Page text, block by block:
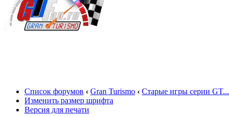
Список форумов ‹ Gran Turismo ‹ Старые игры серии GT...
Изменить размер шрифта
Версия для печати